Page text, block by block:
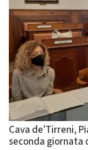
Cava de’Tirreni,
seconda giornata